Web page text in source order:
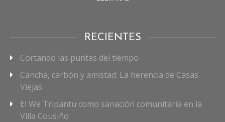
RECIENTES
Cortando las puntas del tiempo
Cancha, carbón y amistad: La herencia de Casas
Viejas
El We Tripantu como sanación comunitaria en la
Villa Cousiño